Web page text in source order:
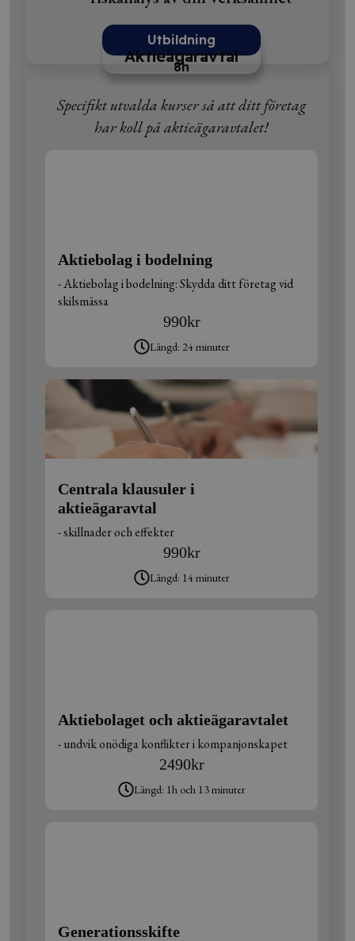
Utbildning
8h
Aktieägaravtal
Specifikt utvalda kurser så att ditt företag
har koll på aktieägaravtalet!
Aktiebolag i bodelning
- Aktiebolag i bodelning: Skydda ditt företag vid
skilsmässa
990kr
Längd: 24 minuter
Centrala klausuler i
aktieägaravtal
- skillnader och effekter
990kr
Längd: 14 minuter
Aktiebolaget och aktieägaravtalet
- undvik onödiga konflikter i kompanjonskapet
2490kr
Längd: 1h och 13 minuter
Generationsskifte